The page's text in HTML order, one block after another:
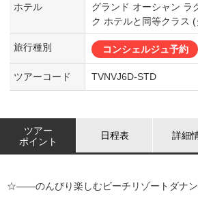
ホテル
グランド オーシャン ラ
ク ホテルと同等クラス (
旅行種別 コンシェルジュ予約
ツアーコード TVNVJ6D-STD
ツアー
ポイント
日程表 詳細
☆――のんびり楽しむビーチリゾートダ